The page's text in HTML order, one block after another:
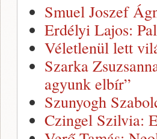
Smuel Joszef
Erdélyi Lajos:
Véletlenül lett
Szarka
agyunk elbír”
Szunyogh
Czingel Szilvia: